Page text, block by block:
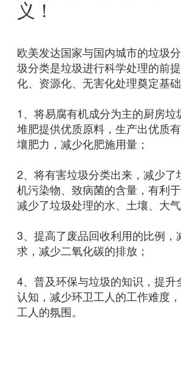
义！
欧美发达国家与国内城市的垃圾
圾分类是垃圾进行科学处理的前
化、资源化、无害化处理奠定基础
1、将易腐有机成分为主的厨房垃
堆肥提供优质原料，生产出优质
壤肥力，减少化肥施用量；
2、将有害垃圾分类出来，减少
机污染物、致病菌的含量，有利
减少了垃圾处理的水、土壤、大
3、提高了废品回收利用的比例，
求，减少二氧化碳的排放；
4、普及环保与垃圾的知识，提升
认知，减少环卫工人的工作难度
工人的氛围。